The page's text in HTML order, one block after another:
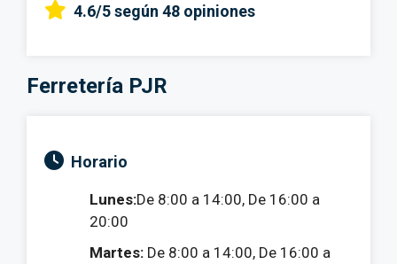
4.6/5según 48 opiniones
Ferretería PJR
Horario
Lunes:De 8:00 a 14:00, De 16:00 a
20:00
Martes: De 8:00 a 14:00, De 16:00 a